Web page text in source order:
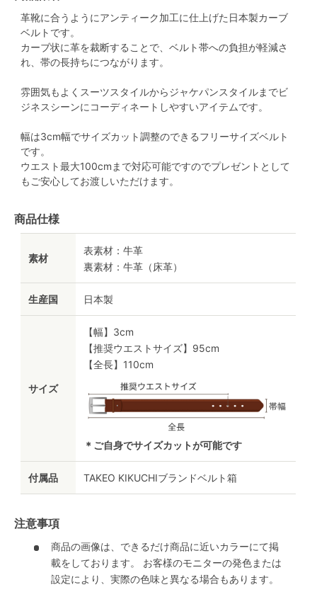
革靴に合うようにアンティーク加工に仕上げた日本製カーブ
ベルトです。
カーブ状に革を裁断することで、ベルト帯への負担が軽減さ
れ、帯の長持ちにつながります。
雰囲気もよくスーツスタイルからジャケパンスタイルまでビ
ジネスシーンにコーディネートしやすいアイテムです。
幅は3cm幅でサイズカット調整のできるフリーサイズベルト
です。
ウエスト最大100cmまで対応可能ですのでプレゼントとして
もご安心してお渡しいただけます。
商品仕様
素材
表素材：牛革
裏素材：牛革（床革）
生産国 日本製
サイズ
【幅】3cm
【推奨ウエストサイズ】95cm
【全長】110cm
＊ご自身でサイズカットが可能です
付属品 TAKEO KIKUCHIブランドベルト箱
注意事項
商品の画像は、できるだけ商品に近いカラーにて掲
載をしております。 お客様のモニターの発色または
設定により、実際の色味と異なる場合もあります。